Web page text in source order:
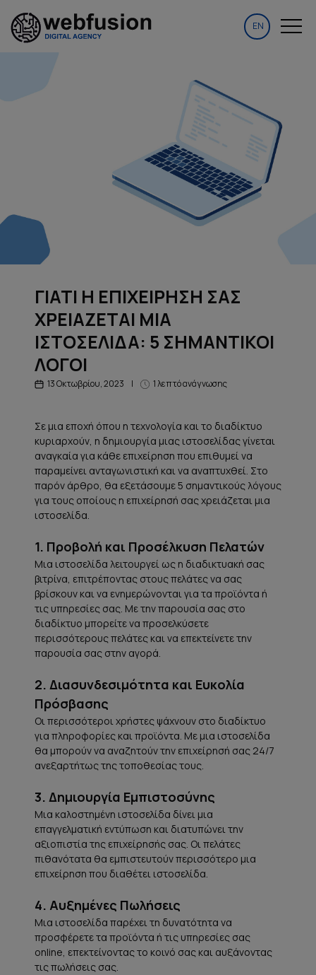
Αρχική
Υπηρεσίες
Έργα
Ποιοι Είμαστε
Πελάτες
Blog
Επικοινωνία
EN
ΓΙΑΤΙ Η ΕΠΙΧΕΙΡΗΣΗ ΣΑΣ
ΧΡΕΙΑΖΕΤΑΙ ΜΙΑ
ΙΣΤΟΣΕΛΙΔΑ: 5 ΣΗΜΑΝΤΙΚΟΙ
ΛΟΓΟΙ
13 Οκτωβρίου, 2023 | 1 λεπτό ανάγνωσης
Σε μια εποχή όπου η τεχνολογία και το διαδίκτυο
κυριαρχούν, η δημιουργία μιας ιστοσελίδας γίνεται
αναγκαία για κάθε επιχείρηση που επιθυμεί να
παραμείνει ανταγωνιστική και να αναπτυχθεί. Στο
παρόν άρθρο, θα εξετάσουμε 5 σημαντικούς λόγους
για τους οποίους η επιχείρησή σας χρειάζεται μια
ιστοσελίδα.
1. Προβολή και Προσέλκυση Πελατών
Μια ιστοσελίδα λειτουργεί ως η διαδικτυακή σας
βιτρίνα, επιτρέποντας στους πελάτες να σας
βρίσκουν και να ενημερώνονται για τα προϊόντα ή
τις υπηρεσίες σας. Με την παρουσία σας στο
διαδίκτυο μπορείτε να προσελκύσετε
περισσότερους πελάτες και να επεκτείνετε την
παρουσία σας στην αγορά.
2. Διασυνδεσιμότητα και Ευκολία
Πρόσβασης
Οι περισσότεροι χρήστες ψάχνουν στο διαδίκτυο
για πληροφορίες και προϊόντα. Με μια ιστοσελίδα
θα μπορούν να αναζητούν την επιχείρησή σας 24/7
ανεξαρτήτως της τοποθεσίας τους.
3. Δημιουργία Εμπιστοσύνης
Μια καλοστημένη ιστοσελίδα δίνει μια
επαγγελματική εντύπωση και διατυπώνει την
αξιοπιστία της επιχείρησής σας. Οι πελάτες
πιθανότατα θα εμπιστευτούν περισσότερο μια
επιχείρηση που διαθέτει ιστοσελίδα.
4. Αυξημένες Πωλήσεις
Μια ιστοσελίδα παρέχει τη δυνατότητα να
προσφέρετε τα προϊόντα ή τις υπηρεσίες σας
online, επεκτείνοντας το κοινό σας και αυξάνοντας
τις πωλήσεις σας.